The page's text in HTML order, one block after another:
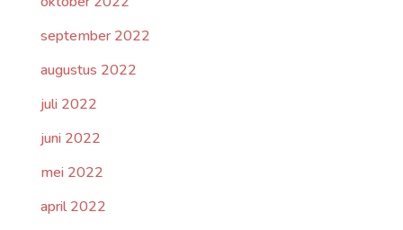
september 2022
augustus 2022
juli 2022
juni 2022
mei 2022
april 2022